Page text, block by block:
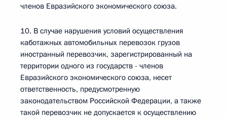
членов Евразийского экономического союза.
10. В случае нарушения условий осуществления
каботажных автомобильных перевозок грузов
иностранный перевозчик, зарегистрированный на
территории одного из государств - членов
Евразийского экономического союза, несет
ответственность, предусмотренную
законодательством Российской Федерации, а также
такой перевозчик не допускается к осуществлению